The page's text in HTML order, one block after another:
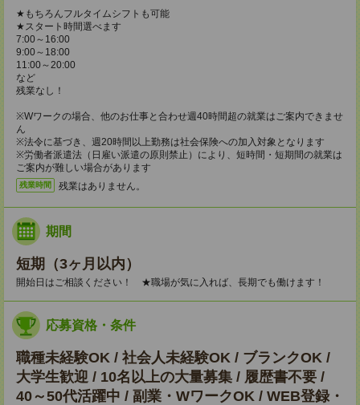
★もちろんフルタイムシフトも可能
★スタート時間選べます
7:00～16:00
9:00～18:00
11:00～20:00
など
残業なし！
※Wワークの場合、他のお仕事と合わせ週40時間超の就業はご案内できませ
ん
※法令に基づき、週20時間以上勤務は社会保険への加入対象となります
※労働者派遣法（日雇い派遣の原則禁止）により、短時間・短期間の就業は
ご案内が難しい場合があります
残業時間 残業はありません。
期間
短期（3ヶ月以内）
開始日はご相談ください！ ★職場が気に入れば、長期でも働けます！
応募資格・条件
職種未経験OK / 社会人未経験OK / ブランクOK /
大学生歓迎 / 10名以上の大量募集 / 履歴書不要 /
40～50代活躍中 / 副業・WワークOK / WEB登録・